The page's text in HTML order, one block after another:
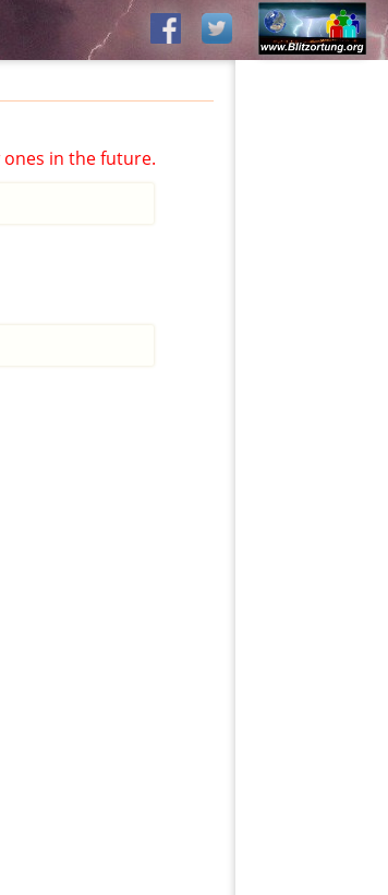
in the future.